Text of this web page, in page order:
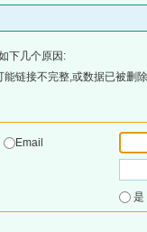
下几个原因:
链接不完整,或数据已被删
Email